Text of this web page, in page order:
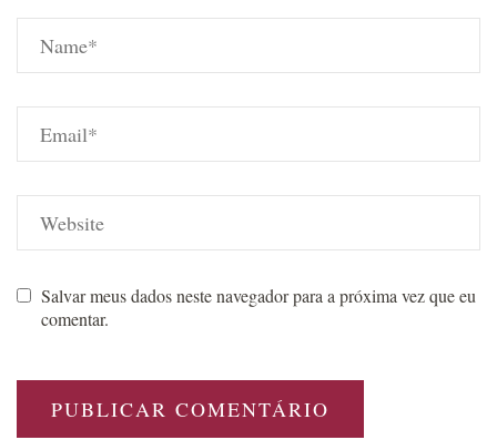
Salvar meus dados neste navegador para a próxima vez que eu
comentar.